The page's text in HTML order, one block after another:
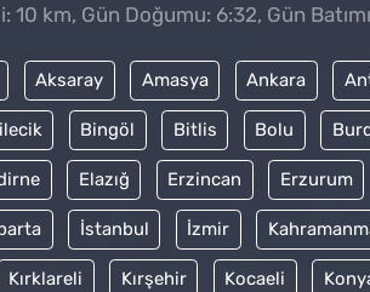
10 km, Gün Doğumu: 6:32, Gün
Aksaray Amasya Ankara
Bingöl Bitlis Bolu
Elazığ Erzincan Erzurum
İstanbul İzmir
Kırklareli Kırşehir Kocaeli